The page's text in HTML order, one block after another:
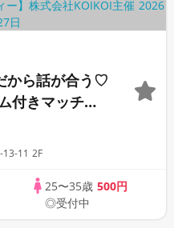
から話が合う♡
付きマッチン
13-11 2F
25〜35歳 500円
◎受付中